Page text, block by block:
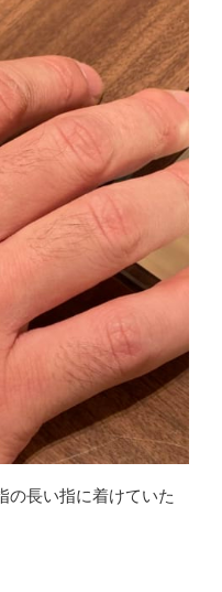
の長い指に着けていた